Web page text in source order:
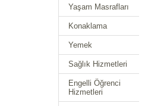
Yaşam Masrafları
Konaklama
Yemek
Sağlık Hizmetleri
Engelli Öğrenci
Hizmetleri